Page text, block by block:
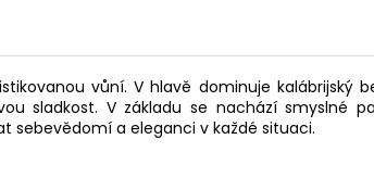
vůní. V hlavě dominuje kalábrijský
sladkost. V základu se nachází smyslné
sebevědomí a eleganci v každé situaci.